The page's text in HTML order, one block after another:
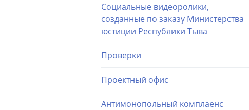
Социальные видеоролики,
созданные по заказу Министерства
юстиции Республики Тыва
Проверки
Проектный офис
Антимонопольный комплаенс